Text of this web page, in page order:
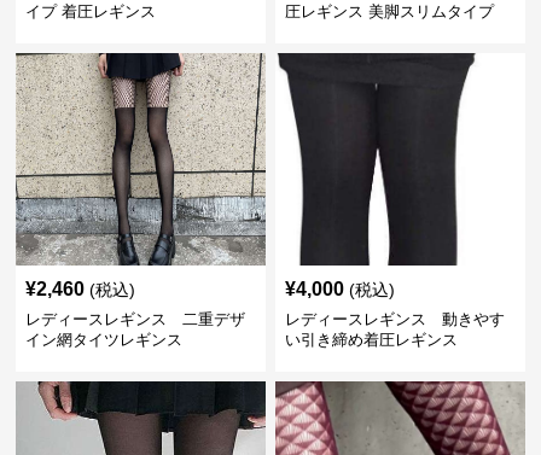
イプ 着圧レギンス
圧レギンス 美脚スリムタイプ
¥2,460 (税込)
レディースレギンス 二重デザ
イン網タイツレギンス
¥4,000 (税込)
レディースレギンス 動きやす
い引き締め着圧レギンス